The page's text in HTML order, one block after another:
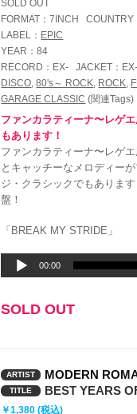
SOLD OUT
FORMAT：7INCH COUNTRY
LABEL： EPIC
YEAR：84
RECORD： EX- JACKET： EX-
DISCO,80's～ ROCK, ROCK,
GARAGE CLASSIC (関連Tags)
ファンカラティーナ〜レゲ
もあります！
ファンカラティーナ〜レゲ
とキャッチーなメロディー
ジ・クラシックでもありま
盤！
「BREAK MY STRIDE」
声
レ
00:00
SOLD OUT
ARTIST MODERN
TITLE BEST YEARS
￥1,380 (税込)